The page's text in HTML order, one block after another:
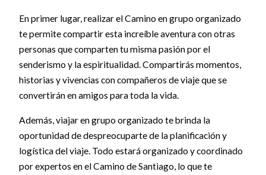
En primer lugar, realizar el Camino en grupo organizado
te permite compartir esta increíble aventura con otras
personas que comparten tu misma pasión por el
senderismo y la espiritualidad. Compartirás momentos,
historias y vivencias con compañeros de viaje que se
convertirán en amigos para toda la vida.
Además, viajar en grupo organizado te brinda la
oportunidad de despreocuparte de la planificación y
logística del viaje. Todo estará organizado y coordinado
por expertos en el Camino de Santiago, lo que te